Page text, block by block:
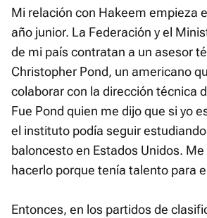
Mi relación con Hakeem empieza
año junior. La Federación y el
de mi país contratan a un asesor
Christopher Pond, un americano
colaborar con la dirección técnica
Fue Pond quien me dijo que si yo
el instituto podía seguir
baloncesto en Estados Unidos.
hacerlo porque tenía talento para
Entonces, en los partidos de